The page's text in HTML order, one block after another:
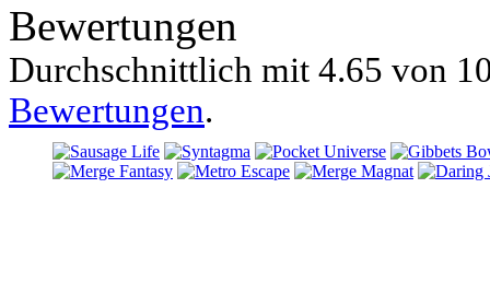
Bewertungen
Durchschnittlich mit 4.65 von
Bewertungen.